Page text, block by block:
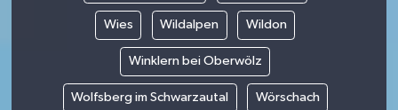
Wies Wildalpen Wildon
Winklern bei Oberwölz
Wolfsberg im Schwarzautal Wörschach